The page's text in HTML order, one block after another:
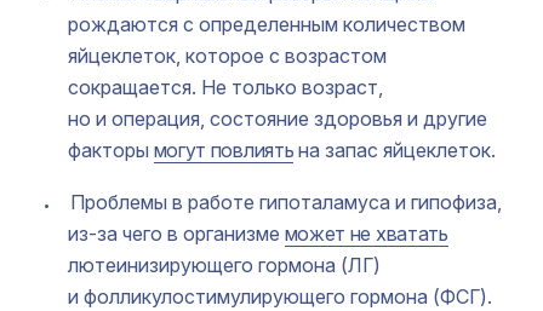
рождаются с определенным количеством
яйцеклеток, которое с возрастом
сокращается. Не только возраст,
но и операция, состояние здоровья и другие
факторы могут повлиять на запас яйцеклеток.
Проблемы в работе гипоталамуса и гипофиза,
из-за чего в организме может не хватать
лютеинизирующего гормона (ЛГ)
и фолликулостимулирующего гормона (ФСГ).